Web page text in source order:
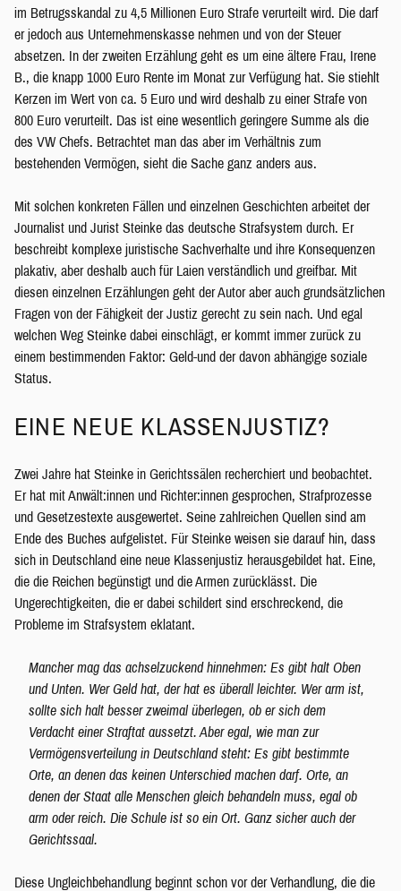
im Betrugsskandal zu 4,5 Millionen Euro Strafe verurteilt wird. Die darf
er jedoch aus Unternehmenskasse nehmen und von der Steuer
absetzen. In der zweiten Erzählung geht es um eine ältere Frau, Irene
B., die knapp 1000 Euro Rente im Monat zur Verfügung hat. Sie stiehlt
Kerzen im Wert von ca. 5 Euro und wird deshalb zu einer Strafe von
800 Euro verurteilt. Das ist eine wesentlich geringere Summe als die
des VW Chefs. Betrachtet man das aber im Verhältnis zum
bestehenden Vermögen, sieht die Sache ganz anders aus.
Mit solchen konkreten Fällen und einzelnen Geschichten arbeitet der
Journalist und Jurist Steinke das deutsche Strafsystem durch. Er
beschreibt komplexe juristische Sachverhalte und ihre Konsequenzen
plakativ, aber deshalb auch für Laien verständlich und greifbar. Mit
diesen einzelnen Erzählungen geht der Autor aber auch grundsätzlichen
Fragen von der Fähigkeit der Justiz gerecht zu sein nach. Und egal
welchen Weg Steinke dabei einschlägt, er kommt immer zurück zu
einem bestimmenden Faktor: Geld-und der davon abhängige soziale
Status.
EINE NEUE KLASSENJUSTIZ?
Zwei Jahre hat Steinke in Gerichtssälen recherchiert und beobachtet.
Er hat mit Anwält:innen und Richter:innen gesprochen, Strafprozesse
und Gesetzestexte ausgewertet. Seine zahlreichen Quellen sind am
Ende des Buches aufgelistet. Für Steinke weisen sie darauf hin, dass
sich in Deutschland eine neue Klassenjustiz herausgebildet hat. Eine,
die die Reichen begünstigt und die Armen zurücklässt. Die
Ungerechtigkeiten, die er dabei schildert sind erschreckend, die
Probleme im Strafsystem eklatant.
Mancher mag das achselzuckend hinnehmen: Es gibt halt Oben
und Unten. Wer Geld hat, der hat es überall leichter. Wer arm ist,
sollte sich halt besser zweimal überlegen, ob er sich dem
Verdacht einer Straftat aussetzt. Aber egal, wie man zur
Vermögensverteilung in Deutschland steht: Es gibt bestimmte
Orte, an denen das keinen Unterschied machen darf. Orte, an
denen der Staat alle Menschen gleich behandeln muss, egal ob
arm oder reich. Die Schule ist so ein Ort. Ganz sicher auch der
Gerichtssaal.
Diese Ungleichbehandlung beginnt schon vor der Verhandlung, die die